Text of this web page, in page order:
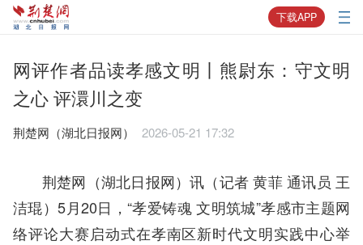
下载APP
网评作者品读孝感文明丨熊尉东：守文明
之心 评澴川之变
荆楚网（湖北日报网） ​ 2026-05-21 17:32
荆楚网（湖北日报网）讯（记者 黄菲 通讯员 王
洁琨）5月20日，“孝爱铸魂 文明筑城”孝感市主题网
络评论大赛启动式在孝南区新时代文明实践中心举